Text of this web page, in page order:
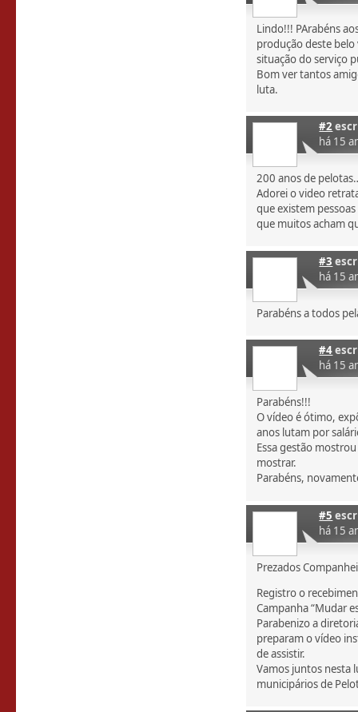
Lindo!!! PArabéns
produção deste
situação do serviço
Bom ver tantos
luta.
#2
há 15
200 anos de
Adorei o video
que existem
que muitos acham
#3
há 15
Parabéns a todos
#4
há 15
Parabéns!!!
O vídeo é ótimo,
anos lutam por
Essa gestão
mostrar.
Parabéns,
#5
há 15
Prezados
Registro o
Campanha “Mudar
Parabenizo a
preparam o vídeo
de assistir.
Vamos juntos nesta
municipários de